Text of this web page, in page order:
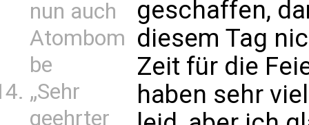
nun auch
Atombom
be
„Sehr
geehrter
geschaffen,
diesem Tag
Zeit für die
haben sehr